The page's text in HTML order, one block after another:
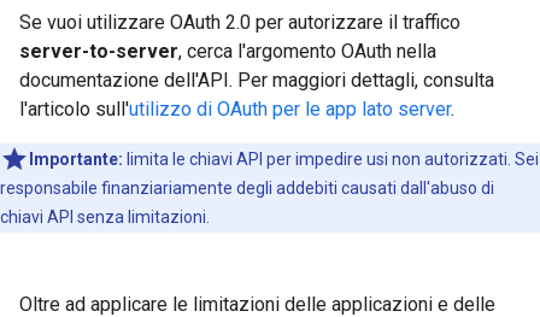
Se vuoi utilizzare OAuth 2.0 per autorizzare il traffico
server-to-server, cerca l'argomento OAuth nella
documentazione dell'API. Per maggiori dettagli, consulta
l'articolo sull'utilizzo di OAuth per le app lato server.
Importante: limita le chiavi API per impedire usi non autorizzati. Sei
responsabile finanziariamente degli addebiti causati dall'abuso di
chiavi API senza limitazioni.
Oltre ad applicare le limitazioni delle applicazioni e delle